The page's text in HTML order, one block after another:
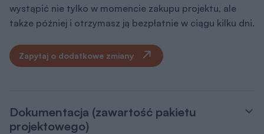
wystąpić nie tylko w momencie zakupu projektu, ale
także później i otrzymasz ją bezpłatnie w ciągu kilku dni.
Zapytaj o dodatkowe zmiany
Dokumentacja (zawartość pakietu
projektowego)